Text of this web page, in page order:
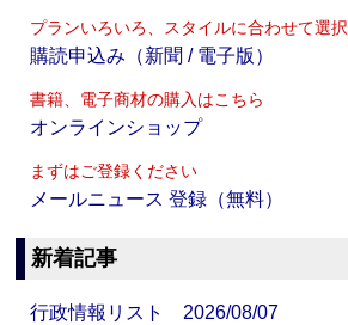
プランいろいろ、スタイルに合わせて選択
購読申込み（新聞 / 電子版）
書籍、電子商材の購入はこちら
オンラインショップ
まずはご登録ください
メールニュース 登録（無料）
新着記事
行政情報リスト 2026/08/07